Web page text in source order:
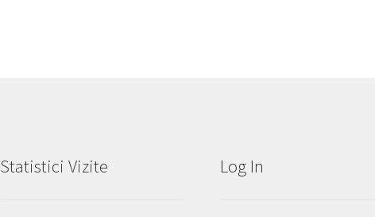
Statistici Vizite Log In